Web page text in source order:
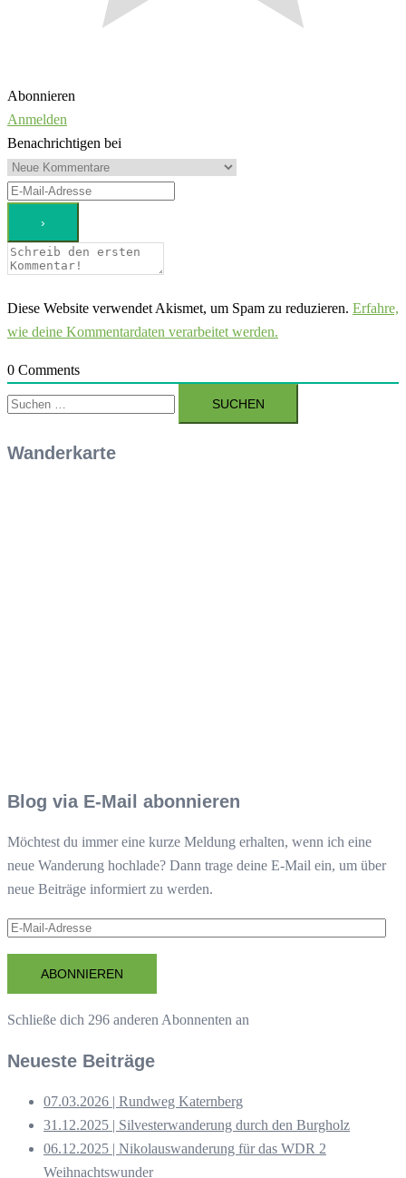
Abonnieren
Anmelden
Benachrichtigen bei
Diese Website verwendet Akismet, um Spam zu reduzieren. Erfahre,
wie deine Kommentardaten verarbeitet werden.
0 Comments
Suchen
nach:
Wanderkarte
Blog via E-Mail abonnieren
Möchtest du immer eine kurze Meldung erhalten, wenn ich eine
neue Wanderung hochlade? Dann trage deine E-Mail ein, um über
neue Beiträge informiert zu werden.
E-
AdresseABONNIEREN
Schließe dich 296 anderen Abonnenten an
Neueste Beiträge
07.03.2026 | Rundweg Katernberg
31.12.2025 | Silvesterwanderung durch den Burgholz
06.12.2025 | Nikolauswanderung für das WDR 2
Weihnachtswunder